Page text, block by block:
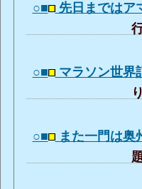
○■ 先日までは
○■ マラソン世
○■ また一門は